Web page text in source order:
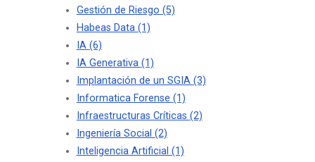
Gestión de Riesgo (5)
Habeas Data (1)
IA (6)
IA Generativa (1)
Implantación de un SGIA (3)
Informatica Forense (1)
Infraestructuras Críticas (2)
Ingeniería Social (2)
Inteligencia Artificial (1)